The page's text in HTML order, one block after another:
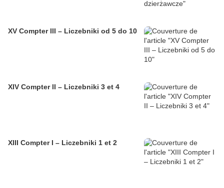
XV Compter III – Liczebniki od 5 do 10
XIV Compter II – Liczebniki 3 et 4
XIII Compter I – Liczebniki 1 et 2